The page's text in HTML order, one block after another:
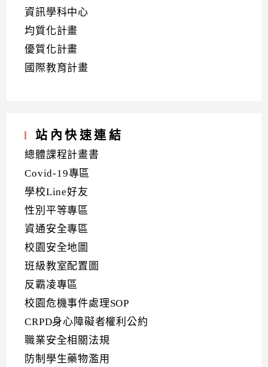
資訊學科中心
均質化計畫
優質化計畫
國際教育計畫
站內快速連結
總體課程計畫書
Covid-19專區
學校Line好友
性別平等專區
資通安全專區
校園安全地圖
班級教室配置圖
反霸凌專區
校園危機事件處理SOP
CRPD身心障礙者權利公約
職業安全相關法規
防制學生藥物濫用